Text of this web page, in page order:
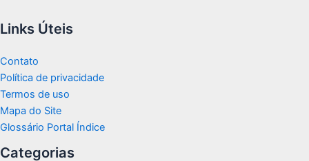
Links Úteis
Contato
Política de privacidade
Termos de uso
Mapa do Site
Glossário Portal Índice
Categorias